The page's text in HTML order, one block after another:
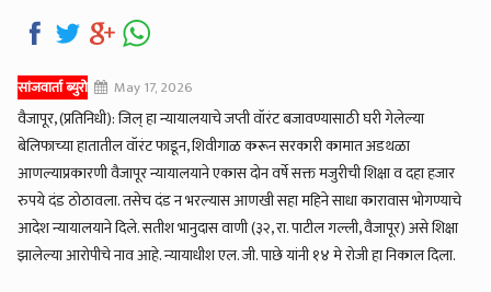
सांजवार्ता ब्युरो May 17, 2026
वैजापूर, (प्रतिनिधी): जिल् हा न्यायालयाचे जप्ती वॉरंट बजावण्यासाठी घरी गेलेल्या
बेलिफाच्या हातातील वॉरंट फाडून, शिवीगाळ करून सरकारी कामात अडथळा
आणल्याप्रकारणी वैजापूर न्यायालयाने एकास दोन वर्षे सक्त मजुरीची शिक्षा व दहा हजार
रुपये दंड ठोठावला. तसेच दंड न भरल्यास आणखी सहा महिने साधा कारावास भोगण्याचे
आदेश न्यायालयाने दिले. सतीश भानुदास वाणी (३२, रा. पाटील गल्ली, वैजापूर) असे शिक्षा
झालेल्या आरोपीचे नाव आहे. न्यायाधीश एल. जी. पाछे यांनी १४ मे रोजी हा निकाल दिला.